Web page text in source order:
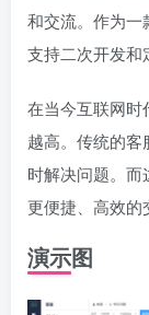
和交流。作为一
支持二次开发和
在当今互联网时
越高。传统的
时解决问题。
更便捷、高效的
演示图